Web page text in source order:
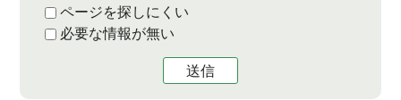
ページを探しにくい
必要な情報が無い
送信